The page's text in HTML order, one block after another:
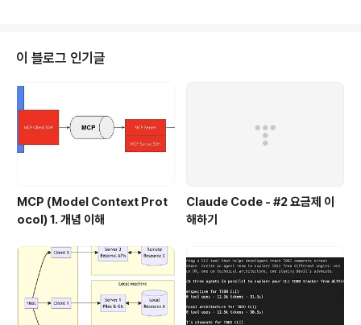
rch tool로 Langchain tool (TavilySearch)툴을 생성
하고, 해당 툴을 tools 리스트에 넣은후에,LLM 모델을 생
성하고, 해당 tool을 LLM..
이 블로그 인기글
MCP (Model Context Prot
ocol) 1. 개념 이해
Claude Code - #2 요금제 이
해하기